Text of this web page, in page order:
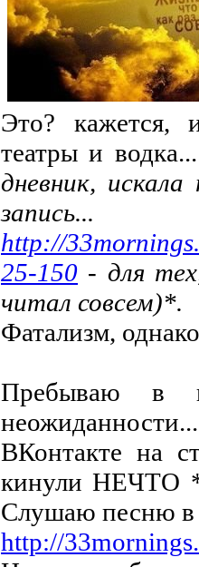
Это?
театры и
дневник,
запись...
http://
25-150 - для
читал совсем)*.
Фатализм,
Пребываю в
ВКонтакте на
кинули НЕЧТО
Слушаю песню в
http://